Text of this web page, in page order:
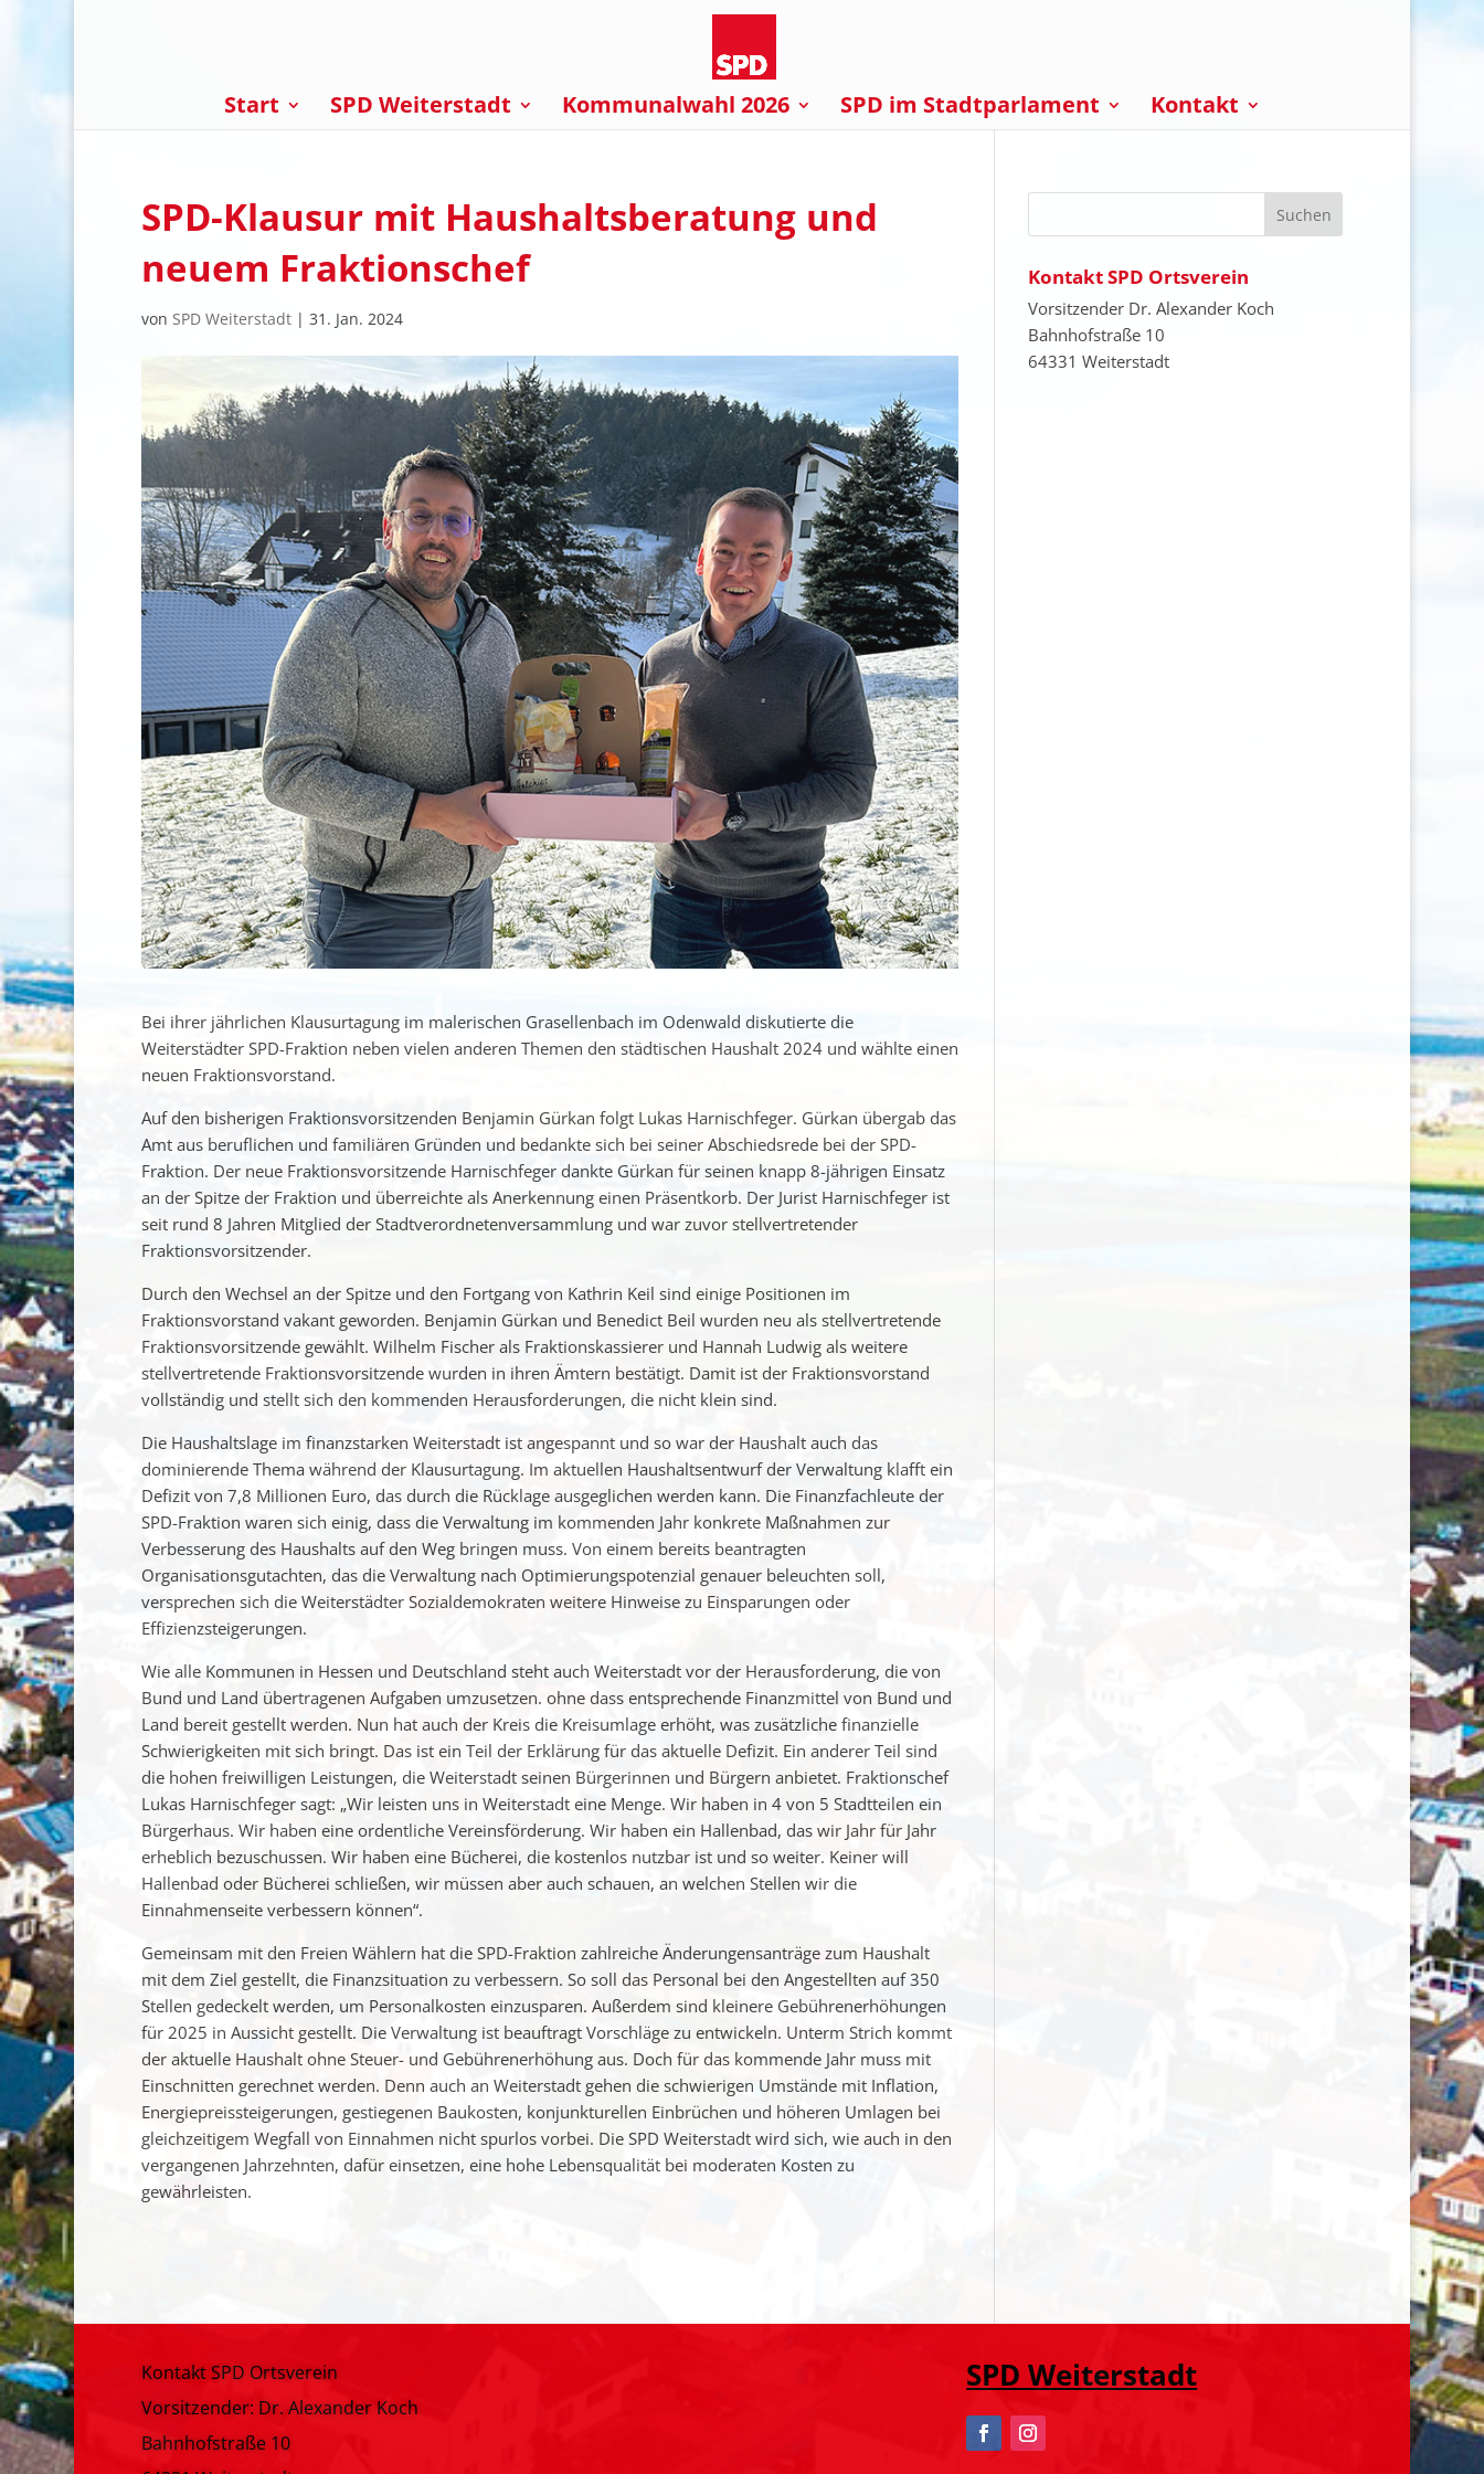
Start SPD Weiterstadt Kommunalwahl 2026 SPD im Stadtparlament Kontakt
SPD-Klausur mit Haushaltsberatung und
neuem Fraktionschef
von SPD Weiterstadt| 31. Jan. 2024
Bei ihrer jährlichen Klausurtagung im malerischen Grasellenbach im Odenwald diskutierte die
Weiterstädter SPD-Fraktion neben vielen anderen Themen den städtischen Haushalt 2024 und wählte einen
neuen Fraktionsvorstand.
Auf den bisherigen Fraktionsvorsitzenden Benjamin Gürkan folgt Lukas Harnischfeger. Gürkan übergab das
Amt aus beruflichen und familiären Gründen und bedankte sich bei seiner Abschiedsrede bei der SPD-
Fraktion. Der neue Fraktionsvorsitzende Harnischfeger dankte Gürkan für seinen knapp 8-jährigen Einsatz
an der Spitze der Fraktion und überreichte als Anerkennung einen Präsentkorb. Der Jurist Harnischfeger ist
seit rund 8 Jahren Mitglied der Stadtverordnetenversammlung und war zuvor stellvertretender
Fraktionsvorsitzender.
Durch den Wechsel an der Spitze und den Fortgang von Kathrin Keil sind einige Positionen im
Fraktionsvorstand vakant geworden. Benjamin Gürkan und Benedict Beil wurden neu als stellvertretende
Fraktionsvorsitzende gewählt. Wilhelm Fischer als Fraktionskassierer und Hannah Ludwig als weitere
stellvertretende Fraktionsvorsitzende wurden in ihren Ämtern bestätigt. Damit ist der Fraktionsvorstand
vollständig und stellt sich den kommenden Herausforderungen, die nicht klein sind.
Die Haushaltslage im finanzstarken Weiterstadt ist angespannt und so war der Haushalt auch das
dominierende Thema während der Klausurtagung. Im aktuellen Haushaltsentwurf der Verwaltung klafft ein
Defizit von 7,8 Millionen Euro, das durch die Rücklage ausgeglichen werden kann. Die Finanzfachleute der
SPD-Fraktion waren sich einig, dass die Verwaltung im kommenden Jahr konkrete Maßnahmen zur
Verbesserung des Haushalts auf den Weg bringen muss. Von einem bereits beantragten
Organisationsgutachten, das die Verwaltung nach Optimierungspotenzial genauer beleuchten soll,
versprechen sich die Weiterstädter Sozialdemokraten weitere Hinweise zu Einsparungen oder
Effizienzsteigerungen.
Wie alle Kommunen in Hessen und Deutschland steht auch Weiterstadt vor der Herausforderung, die von
Bund und Land übertragenen Aufgaben umzusetzen. ohne dass entsprechende Finanzmittel von Bund und
Land bereit gestellt werden. Nun hat auch der Kreis die Kreisumlage erhöht, was zusätzliche finanzielle
Schwierigkeiten mit sich bringt. Das ist ein Teil der Erklärung für das aktuelle Defizit. Ein anderer Teil sind
die hohen freiwilligen Leistungen, die Weiterstadt seinen Bürgerinnen und Bürgern anbietet. Fraktionschef
Lukas Harnischfeger sagt: „Wir leisten uns in Weiterstadt eine Menge. Wir haben in 4 von 5 Stadtteilen ein
Bürgerhaus. Wir haben eine ordentliche Vereinsförderung. Wir haben ein Hallenbad, das wir Jahr für Jahr
erheblich bezuschussen. Wir haben eine Bücherei, die kostenlos nutzbar ist und so weiter. Keiner will
Hallenbad oder Bücherei schließen, wir müssen aber auch schauen, an welchen Stellen wir die
Einnahmenseite verbessern können“.
Gemeinsam mit den Freien Wählern hat die SPD-Fraktion zahlreiche Änderungensanträge zum Haushalt
mit dem Ziel gestellt, die Finanzsituation zu verbessern. So soll das Personal bei den Angestellten auf 350
Stellen gedeckelt werden, um Personalkosten einzusparen. Außerdem sind kleinere Gebührenerhöhungen
für 2025 in Aussicht gestellt. Die Verwaltung ist beauftragt Vorschläge zu entwickeln. Unterm Strich kommt
der aktuelle Haushalt ohne Steuer- und Gebührenerhöhung aus. Doch für das kommende Jahr muss mit
Einschnitten gerechnet werden. Denn auch an Weiterstadt gehen die schwierigen Umstände mit Inflation,
Energiepreissteigerungen, gestiegenen Baukosten, konjunkturellen Einbrüchen und höheren Umlagen bei
gleichzeitigem Wegfall von Einnahmen nicht spurlos vorbei. Die SPD Weiterstadt wird sich, wie auch in den
vergangenen Jahrzehnten, dafür einsetzen, eine hohe Lebensqualität bei moderaten Kosten zu
gewährleisten.
Kontakt SPD Ortsverein
Vorsitzender Dr. Alexander Koch
Bahnhofstraße 10
64331 Weiterstadt
Kontakt SPD Ortsverein
Vorsitzender: Dr. Alexander Koch
Bahnhofstraße 10
SPD Weiterstadt